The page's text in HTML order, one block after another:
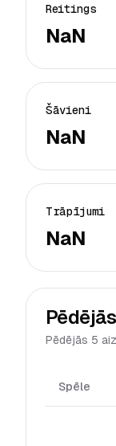
Reitings
NaN
Šāvieni
NaN
Trāpījumi
NaN
Pēdējās 5
Spēle